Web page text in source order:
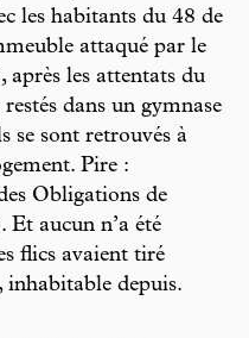
les habitants du 48 de
attaqué par le
les attentats du
dans un gymnase
se sont retrouvés à
Pire :
Obligations de
aucun n’a été
flics avaient tiré
inhabitable depuis.